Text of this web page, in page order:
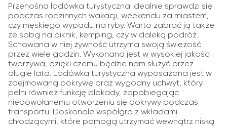
Przenośna lodówka turystyczna idealnie sprawdzi się
podczas rodzinnych wakacji, weekendu za miastem,
czy męskiego wypadu na ryby. Warto zabrać ją także
ze sobą na piknik, kemping, czy w daleką podróż.
Schowana w niej żywność utrzyma swoją świeżość
przez wiele godzin. Wykonana jest w wysokiej jakości
tworzywa, dzięki czemu będzie nam służyć przez
długie lata. Lodówka turystyczna wyposażona jest w
zdejmowaną pokrywę oraz wygodny uchwyt, który
pełni również funkcję blokady, zapobiegając
niepowołanemu otworzeniu się pokrywy podczas
transportu. Doskonale współgra z wkładami
chłodzącymi, które pomogą utrzymać wewnątrz niską